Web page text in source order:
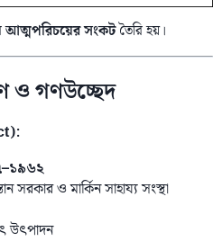
আত্মপরিচয়ের সংকট তৈরি হয়।
ও গণউচ্ছেদ
ও মার্কিন সাহায্য সংস্থা
উৎপাদন